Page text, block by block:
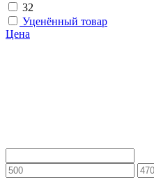
32
Уценённый товар
Цена